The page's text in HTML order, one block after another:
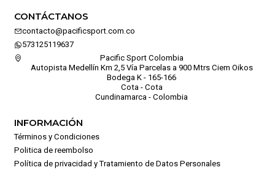
CONTÁCTANOS
contacto@pacificsport.com.co
573125119637
Pacific Sport Colombia
Autopista Medellín Km 2,5 Vía Parcelas a 900 Mtrs Ciem Oikos
Bodega K - 165-166
Cota - Cota
Cundinamarca - Colombia
INFORMACIÓN
Términos y Condiciones
Politica de reembolso
Política de privacidad y Tratamiento de Datos Personales